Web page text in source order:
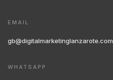
EMAIL
gb@digitalmarketinglanzarote.com
WHATSAPP